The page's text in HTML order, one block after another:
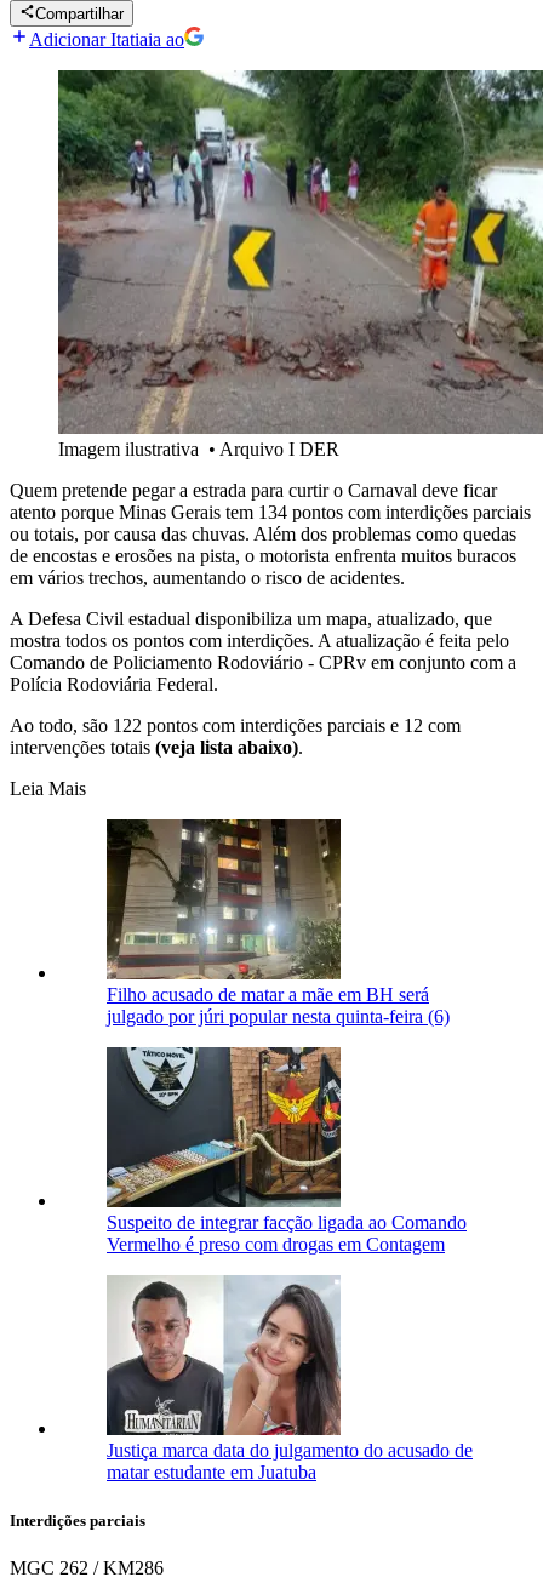
Compartilhar
Adicionar Itatiaia ao
Imagem ilustrativa • Arquivo I DER
Quem pretende pegar a estrada para curtir o Carnaval deve ficar
atento porque Minas Gerais tem 134 pontos com interdições parciais
ou totais, por causa das chuvas. Além dos problemas como quedas
de encostas e erosões na pista, o motorista enfrenta muitos buracos
em vários trechos, aumentando o risco de acidentes.
A Defesa Civil estadual disponibiliza um mapa, atualizado, que
mostra todos os pontos com interdições. A atualização é feita pelo
Comando de Policiamento Rodoviário - CPRv em conjunto com a
Polícia Rodoviária Federal.
Ao todo, são 122 pontos com interdições parciais e 12 com
intervenções totais (veja lista abaixo).
Leia Mais
Filho acusado de matar a mãe em BH será
julgado por júri popular nesta quinta-feira (6)
Suspeito de integrar facção ligada ao Comando
Vermelho é preso com drogas em Contagem
Justiça marca data do julgamento do acusado de
matar estudante em Juatuba
Interdições parciais
MGC 262 / KM286